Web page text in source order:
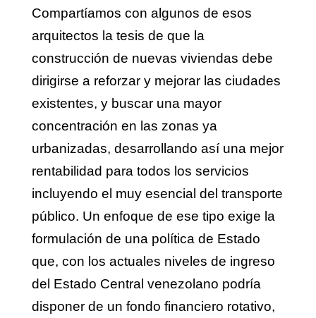
Compartíamos con algunos de esos
arquitectos la tesis de que la
construcción de nuevas viviendas debe
dirigirse a reforzar y mejorar las ciudades
existentes, y buscar una mayor
concentración en las zonas ya
urbanizadas, desarrollando así una mejor
rentabilidad para todos los servicios
incluyendo el muy esencial del transporte
público. Un enfoque de ese tipo exige la
formulación de una política de Estado
que, con los actuales niveles de ingreso
del Estado Central venezolano podría
disponer de un fondo financiero rotativo,